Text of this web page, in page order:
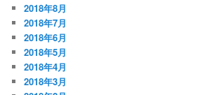
2018年8月
2018年7月
2018年6月
2018年5月
2018年4月
2018年3月